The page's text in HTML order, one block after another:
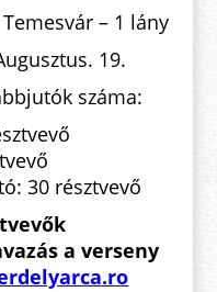
Temesvár – 1 lány
19.
száma:
30 résztvevő
a verseny